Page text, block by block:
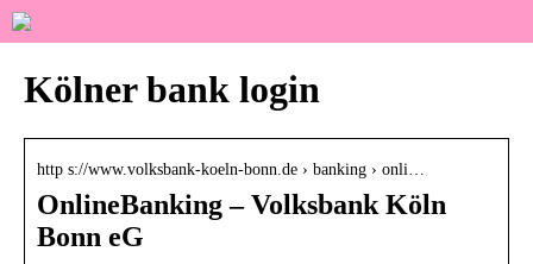
Kölner bank login
http s://www.volksbank-koeln-bonn.de › banking › onli…
OnlineBanking – Volksbank Köln
Bonn eG